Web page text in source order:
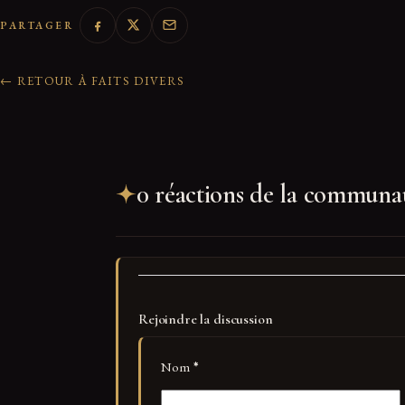
PARTAGER
← RETOUR À FAITS DIVERS
0 réactions de la
Rejoindre la discussion
Nom *